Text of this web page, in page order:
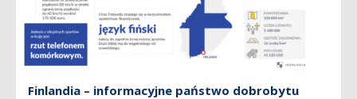
Finlandia – informacyjne państwo dobrobytu